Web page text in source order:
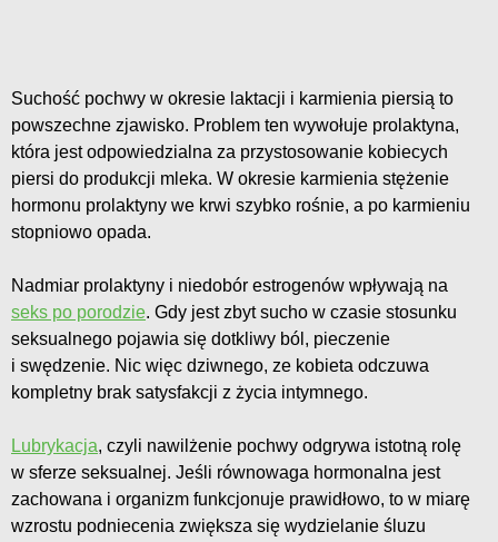
Suchość pochwy w okresie laktacji i karmienia piersią to
powszechne zjawisko. Problem ten wywołuje prolaktyna,
która jest odpowiedzialna za przystosowanie kobiecych
piersi do produkcji mleka. W okresie karmienia stężenie
hormonu prolaktyny we krwi szybko rośnie, a po karmieniu
stopniowo opada.
Nadmiar prolaktyny i niedobór estrogenów wpływają na
seks po porodzie. Gdy jest zbyt sucho w czasie stosunku
seksualnego pojawia się dotkliwy ból, pieczenie
i swędzenie. Nic więc dziwnego, ze kobieta odczuwa
kompletny brak satysfakcji z życia intymnego.
Lubrykacja, czyli nawilżenie pochwy odgrywa istotną rolę
w sferze seksualnej. Jeśli równowaga hormonalna jest
zachowana i organizm funkcjonuje prawidłowo, to w miarę
wzrostu podniecenia zwiększa się wydzielanie śluzu